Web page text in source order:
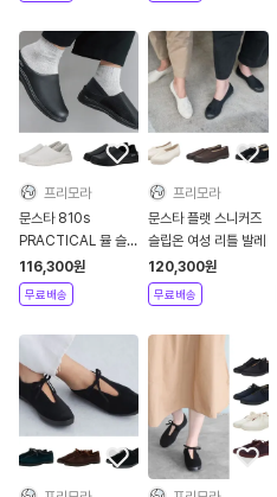
프리모라
문스타 810s
PRACTICAL 뮬 슬립
온 투웨이
116,300원
무료배송
프리모라
문스타 플랫 스니커즈
슬립온 여성 리틀 발레
120,300원
무료배송